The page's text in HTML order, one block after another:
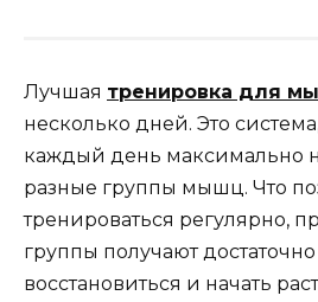
Лучшая тренировка для
несколько дней. Это
каждый день максимально
разные группы мышц. Что
тренироваться регулярно,
группы получают
восстановиться и начать